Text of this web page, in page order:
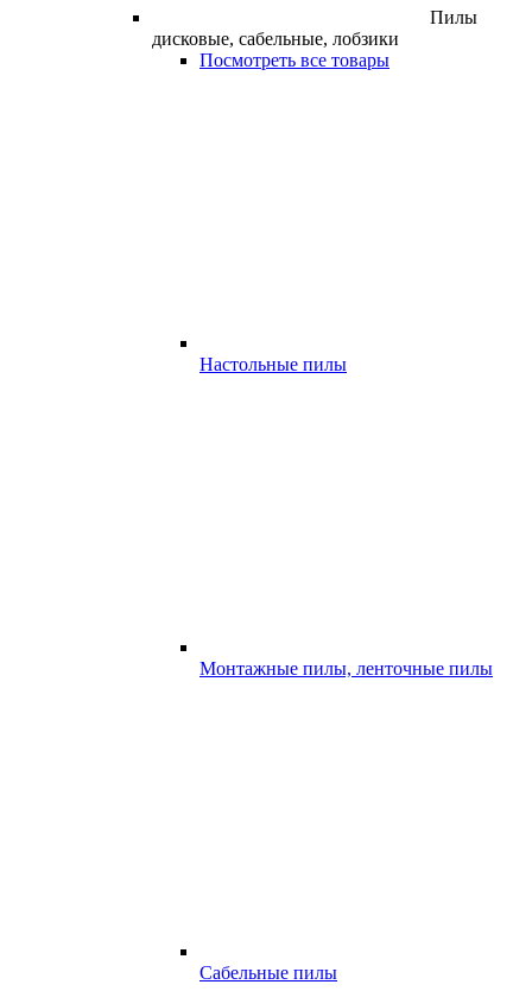
Пилы
дисковые, сабельные, лобзики
Посмотреть все товары
Настольные пилы
Монтажные пилы, ленточные пилы
Сабельные пилы